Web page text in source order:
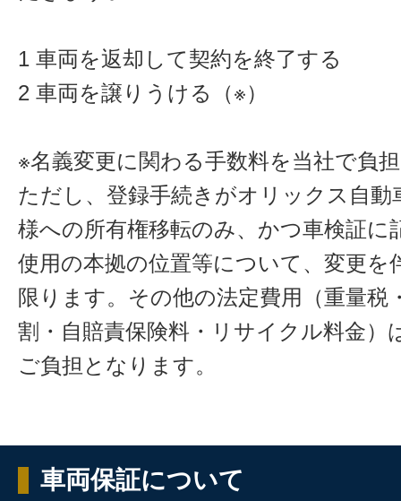
1 車両を返却して契約を終了する
2 車両を譲りうける（※）
※名義変更に関わる手数料を当社で負
ただし、登録手続きがオリックス自動
様への所有権移転のみ、かつ車検証に
使用の本拠の位置等について、変更を
限ります。その他の法定費用（重量税
割・自賠責保険料・リサイクル料金）
ご負担となります。
車両保証について